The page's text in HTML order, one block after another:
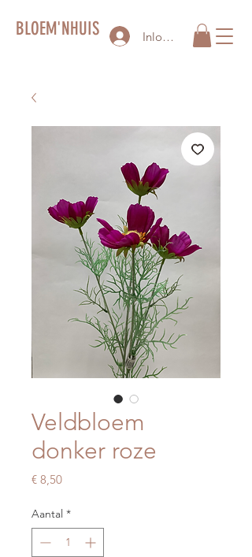
BLOEM'NHUIS Inloggen
Veldbloem
donker roze
€ 8,50Prijs
Aantal *